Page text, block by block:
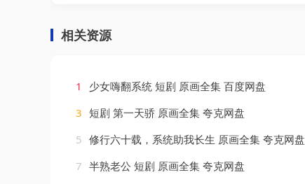
相关资源
1 少女嗨翻系统 短剧 原画全集 百度网盘
3 短剧 第一天骄 原画全集 夸克网盘
5 修行六十载，系统助我长生 原画全集 夸克网盘
7 半熟老公 短剧 原画全集 夸克网盘